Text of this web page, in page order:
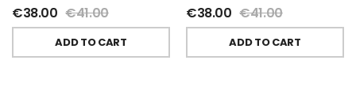
€38.00 €41.00
ADD TO CART
€38.00 €41.00
ADD TO CART